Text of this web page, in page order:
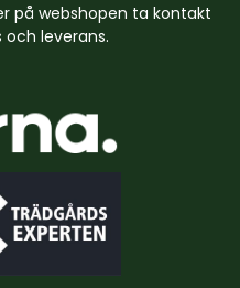
på webshopen ta kontakt
leverans.